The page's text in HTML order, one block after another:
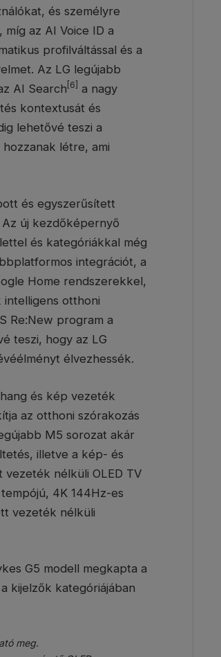
és személyre
az AI Voice ID a
profilváltással és a
Az LG legújabb
AI Search [6] a nagy
kontextusát és
lehetővé teszi a
létre, ami
és egyszerűsített
új kezdőképernyő
és kategóriákkal még
integrációt, a
Home rendszerekkel,
otthoni
Re:New program a
teszi, hogy az LG
élvezhessék.
és kép vezeték
az otthoni szórakozás
M5 sorozat akár
illetve a kép- és
vezeték nélküli OLED TV
4K 144Hz-es
vezeték nélküli
G5 modell megkapta a
kijelzők kategóriájában
meg.